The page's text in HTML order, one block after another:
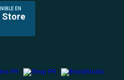
EN
Store